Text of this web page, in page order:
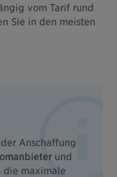
vom Tarif rund
Sie in den meisten
Anschaffung
und
die maximale